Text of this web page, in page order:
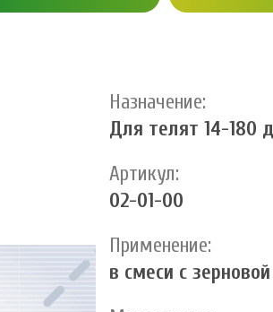
Назначение:
Для телят 14-180
Артикул:
02-01-00
Применение:
в смеси с